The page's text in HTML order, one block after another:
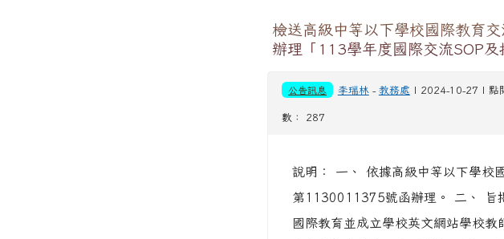
檢送高級中等以下學校國際教育
辦理「113學年度國際交流SOP
公告訊息 李瑞林- 教務處 | 2024-10-27 | 點
數： 287
說明： 一、 依據高級中等以下學校
第1130011375號函辦理。 二、 旨
國際教育並成立學校英文網站學校